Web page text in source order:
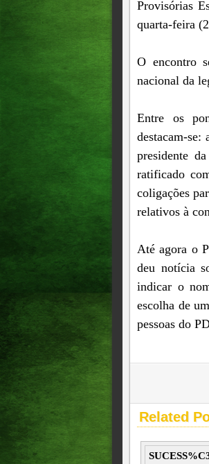
Provisórias
quarta-feira
O encontro
nacional da
Entre os
destacam-se:
presidente
ratificado
coligações
relativos à
Até agora o
deu notícia
indicar o
escolha de
pessoas do
Related